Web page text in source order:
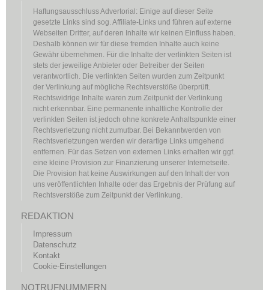
Haftungsausschluss Advertorial: Einige auf dieser Seite
gesetzte Links sind sog. Affiliate-Links und führen auf externe
Webseiten Dritter, auf deren Inhalte wir keinen Einfluss haben.
Deshalb können wir für diese fremden Inhalte auch keine
Gewähr übernehmen. Für die Inhalte der verlinkten Seiten ist
stets der jeweilige Anbieter oder Betreiber der Seiten
verantwortlich. Die verlinkten Seiten wurden zum Zeitpunkt
der Verlinkung auf mögliche Rechtsverstöße überprüft.
Rechtswidrige Inhalte waren zum Zeitpunkt der Verlinkung
nicht erkennbar. Eine permanente inhaltliche Kontrolle der
verlinkten Seiten ist jedoch ohne konkrete Anhaltspunkte einer
Rechtsverletzung nicht zumutbar. Bei Bekanntwerden von
Rechtsverletzungen werden wir derartige Links umgehend
entfernen. Für das Setzen von externen Links erhalten wir ggf.
eine kleine Provision zur Finanzierung unserer Internetseite.
Die Provision hat keine Auswirkungen auf den Inhalt der von
uns veröffentlichten Inhalte oder das Ergebnis der Prüfung auf
Rechtsverstöße zum Zeitpunkt der Verlinkung.
REDAKTION
Impressum
Datenschutz
Kontakt
Cookie-Einstellungen
NOTRUFNUMMERN